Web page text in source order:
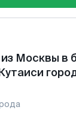
Москвы в